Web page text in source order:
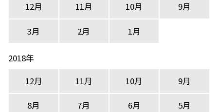
12月
11月 10月 9月
3月 2月 1月
2018年
12月
11月 10月 9月
8月 7月 6月 5月